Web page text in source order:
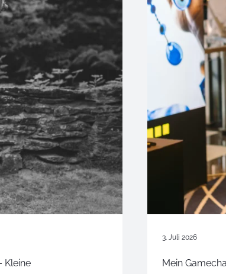
Kleine
3. Juli 2026
Mein